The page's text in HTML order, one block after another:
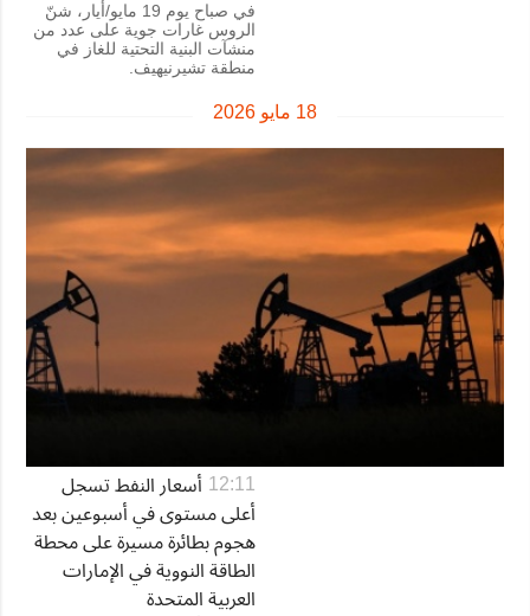
في صباح يوم 19 مايو/أيار، شنّ
الروس غارات جوية على عدد من
منشآت البنية التحتية للغاز في
منطقة تشيرنيهيف.
18 مايو 2026
12:11 أسعار النفط تسجل
أعلى مستوى في أسبوعين بعد
هجوم بطائرة مسيرة على محطة
الطاقة النووية في الإمارات
العربية المتحدة